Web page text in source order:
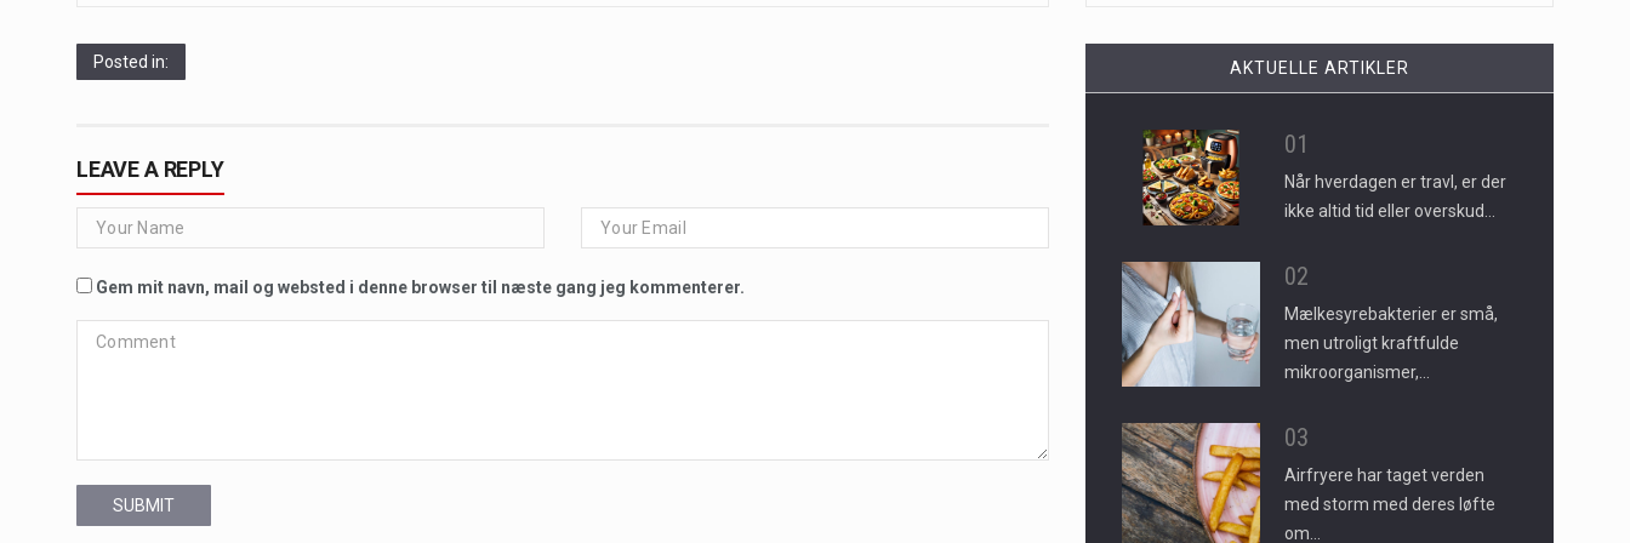
Posted in:
LEAVE A REPLY
Gem mit navn, mail og websted i denne browser til næste gang jeg kommenterer.
SUBMIT
AKTUELLE ARTIKLER
01
Når hverdagen er travl, er der
ikke altid tid eller overskud…
02
Mælkesyrebakterier er små,
men utroligt kraftfulde
mikroorganismer,…
03
Airfryere har taget verden
med storm med deres løfte
om…